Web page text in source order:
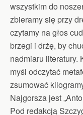
wszystkim do
zbieramy się przy
czytamy na głos
brzegi i drżę, by
nadmiaru literatury.
myśl odczytać
zsumować
Najgorsza jest
Pod redakcją